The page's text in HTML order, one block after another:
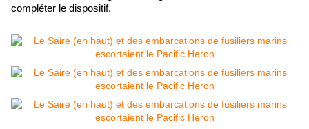
compléter le dispositif.